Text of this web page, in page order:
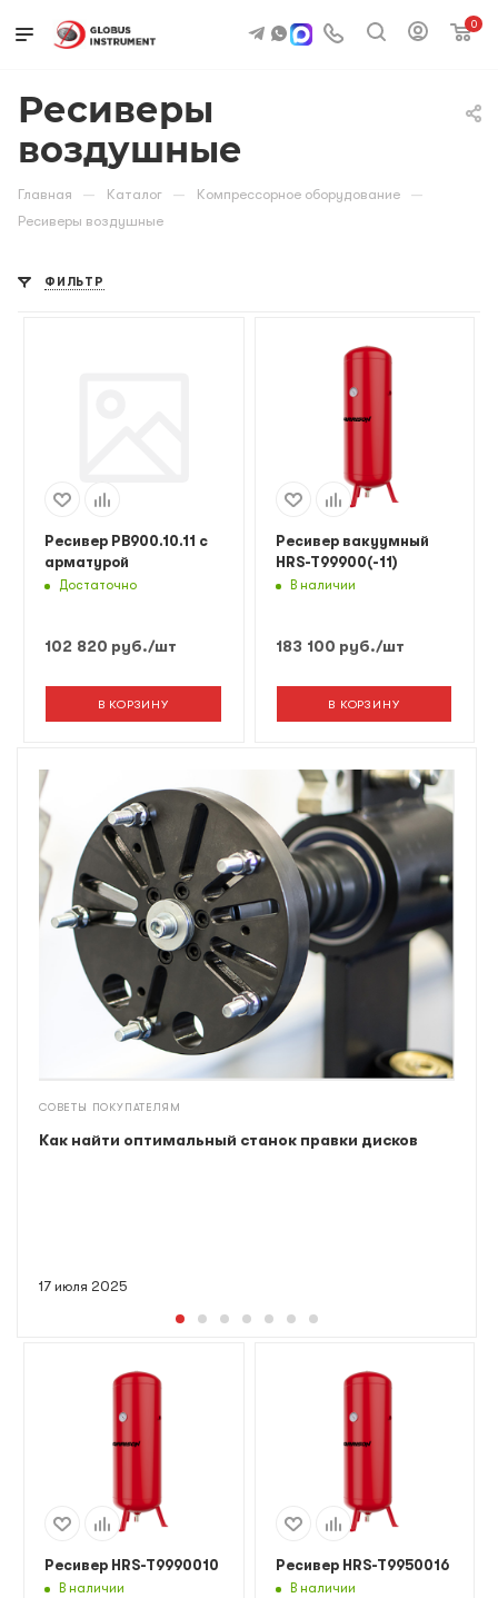
0
Ресиверы
воздушные
Главная — Каталог — Компрессорное оборудование —
Ресиверы воздушные
ФИЛЬТР
Ресивер РВ900.10.11 с
арматурой
Достаточно
102 820 руб./шт
В КОРЗИНУ
Ресивер вакуумный
HRS-T99900(-11)
В наличии
183 100 руб./шт
В КОРЗИНУ
СОВЕТЫ ПОКУПАТЕЛЯМ
17 июля 2025
Как найти оптимальный станок правки дисков
Ресивер HRS-T9990010
В наличии
Ресивер HRS-T9950016
В наличии